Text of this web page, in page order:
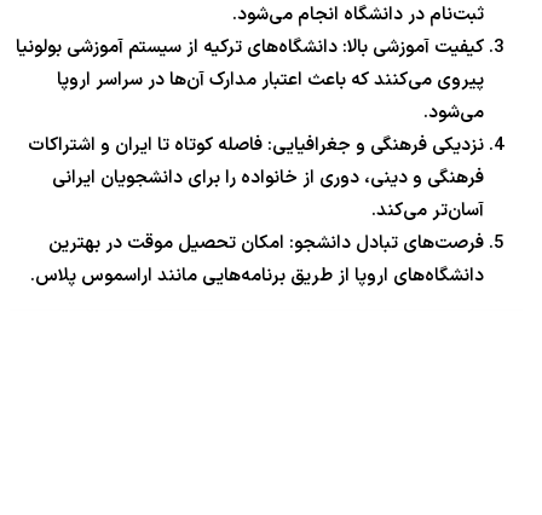
ثبت‌نام در دانشگاه انجام می‌شود.
کیفیت آموزشی بالا: دانشگاه‌های ترکیه از سیستم آموزشی بولونیا
پیروی می‌کنند که باعث اعتبار مدارک آن‌ها در سراسر اروپا
می‌شود.
نزدیکی فرهنگی و جغرافیایی: فاصله کوتاه تا ایران و اشتراکات
فرهنگی و دینی، دوری از خانواده را برای دانشجویان ایرانی
آسان‌تر می‌کند.
فرصت‌های تبادل دانشجو: امکان تحصیل موقت در بهترین
دانشگاه‌های اروپا از طریق برنامه‌هایی مانند اراسموس پلاس.